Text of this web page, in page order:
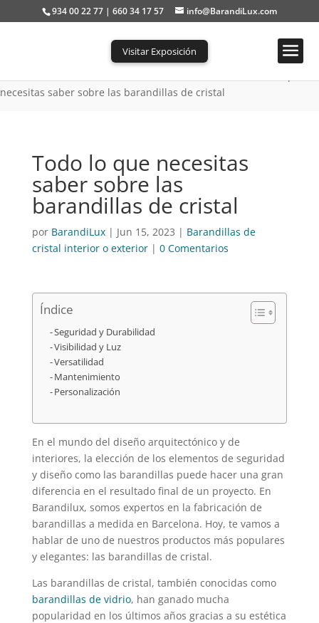
934 00 22 77 | 660 34 17 57 info@BarandiLux.com
Visitar Exposición
necesitas saber sobre las barandillas de cristal
Todo lo que necesitas
saber sobre las
barandillas de cristal
por BarandiLux| Jun 15, 2023 | Barandillas de
cristal interior o exterior| 0 Comentarios
Índice
Seguridad y Durabilidad
Visibilidad y Luz
Versatilidad
Mantenimiento
Personalización
En el mundo del diseño arquitectónico y de
interiores, la elección de los elementos de seguridad
y diseño como las barandillas puede hacer una gran
diferencia en el resultado final de un proyecto. En
Barandilux, somos expertos en la fabricación de
barandillas a medida en Barcelona. Hoy, te vamos a
hablar de uno de nuestros productos más populares
y elegantes: las barandillas de cristal.
Las barandillas de cristal, también conocidas como
barandillas de vidrio, han ganado mucha
popularidad en los últimos años gracias a su estética